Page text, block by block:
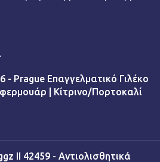
- Prague Επαγγελματικό Γιλέκο
| Κίτρινο/Πορτοκαλί
II 42459 - Αντιολισθητικά